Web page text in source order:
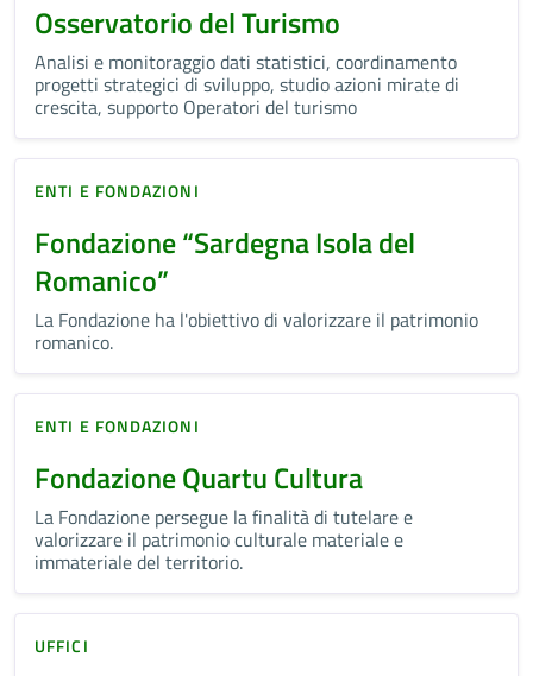
Osservatorio del Turismo
Analisi e monitoraggio dati statistici, coordinamento
progetti strategici di sviluppo, studio azioni mirate di
crescita, supporto Operatori del turismo
ENTI E FONDAZIONI
Fondazione “Sardegna Isola del
Romanico”
La Fondazione ha l'obiettivo di valorizzare il patrimonio
romanico.
ENTI E FONDAZIONI
Fondazione Quartu Cultura
La Fondazione persegue la finalità di tutelare e
valorizzare il patrimonio culturale materiale e
immateriale del territorio.
UFFICI